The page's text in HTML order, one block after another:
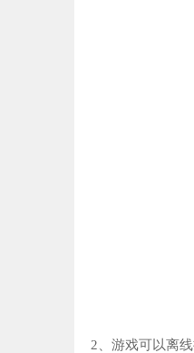
2、游戏可以离